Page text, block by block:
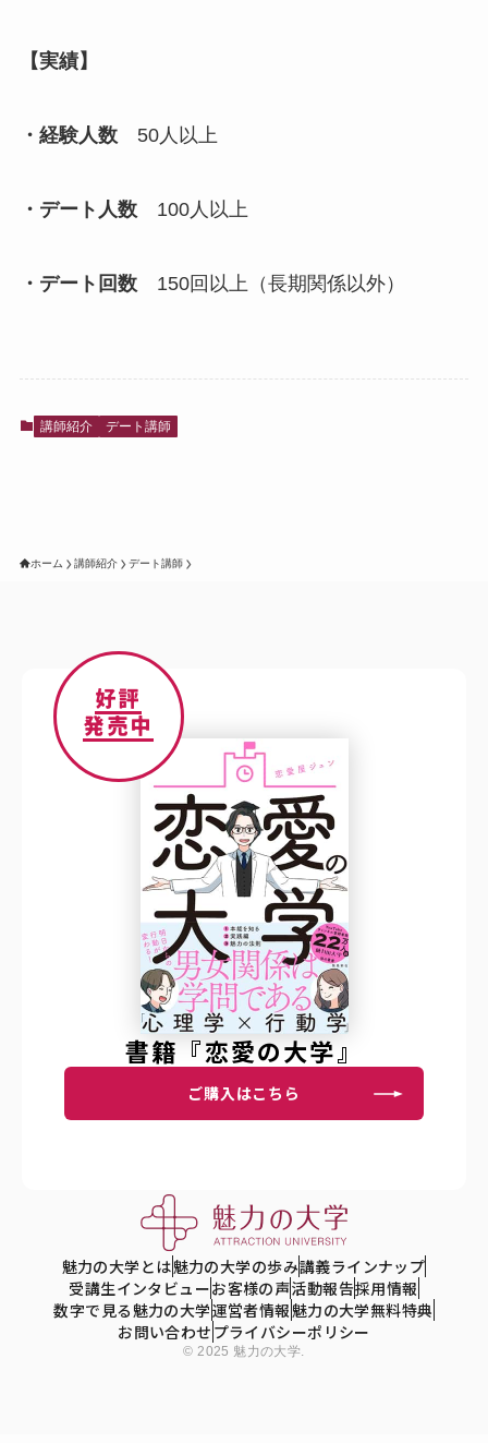
【実績】
・経験人数50人以上
・デート人数100人以上
・デート回数150回以上（長期関係以外）
講師紹介 デート講師
ホーム 講師紹介 デート講師
好評
発売中
書籍『恋愛の大学』
ご購入はこちら
魅力の大学とは魅力の大学の歩み講義ラインナップ
受講生インタビューお客様の声活動報告採用情報
数字で見る魅力の大学運営者情報 魅力の大学無料特典
お問い合わせ プライバシーポリシー
© 2025 魅力の大学.